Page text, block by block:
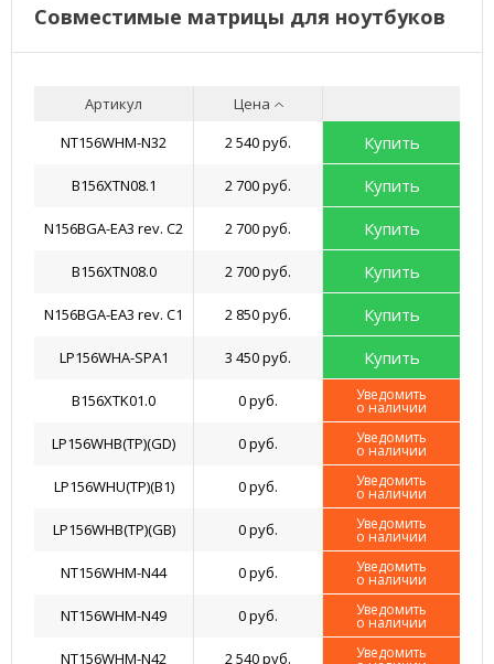
Совместимые матрицы для ноутбуков
Артикул
Цена
NT156WHM-N32
2 540 руб. Купить
B156XTN08.1 2 700 руб. Купить
N156BGA-EA3 rev. C2 2 700 руб. Купить
B156XTN08.0 2 700 руб. Купить
N156BGA-EA3 rev. C1 2 850 руб. Купить
LP156WHA-SPA1 3 450 руб. Купить
B156XTK01.0 0 руб. Уведомить
о наличии
LP156WHB(TP)(GD) 0 руб. Уведомить
о наличии
LP156WHU(TP)(B1) 0 руб. Уведомить
о наличии
LP156WHB(TP)(GB) 0 руб. Уведомить
о наличии
NT156WHM-N44 0 руб. Уведомить
о наличии
NT156WHM-N49 0 руб. Уведомить
о наличии
NT156WHM-N42 2 540 руб. Уведомить